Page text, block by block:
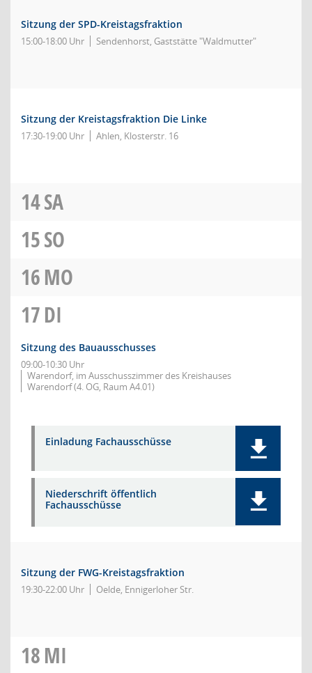
Sitzung der SPD-Kreistagsfraktion
15:00-18:00 Uhr Sendenhorst, Gaststätte "Waldmutter"
Sitzung der Kreistagsfraktion Die Linke
17:30-19:00 Uhr Ahlen, Klosterstr. 16
14SA
15SO
16MO
17DI
Sitzung des Bauausschusses
09:00-10:30 Uhr
Warendorf, im Ausschusszimmer des Kreishauses
Warendorf (4. OG, Raum A4.01)
Einladung Fachausschüsse
Niederschrift öffentlich
Fachausschüsse
Sitzung der FWG-Kreistagsfraktion
19:30-22:00 Uhr Oelde, Ennigerloher Str.
18MI